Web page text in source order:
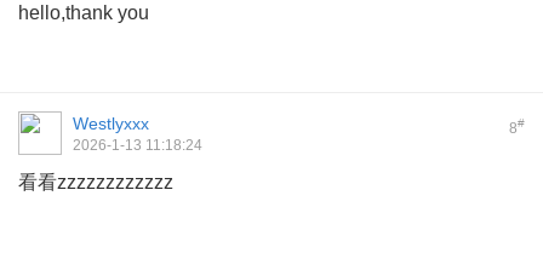
hello,thank you
8#
Westlyxxx
2026-1-13 11:18:24
看看zzzzzzzzzzzz